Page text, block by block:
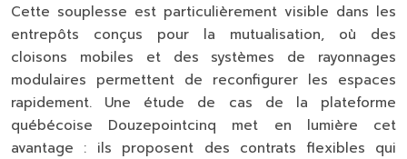
Cette souplesse est particulièrement visible dans les
entrepôts conçus pour la mutualisation, où des
cloisons mobiles et des systèmes de rayonnages
modulaires permettent de reconfigurer les espaces
rapidement. Une étude de cas de la plateforme
québécoise Douzepointcinq met en lumière cet
avantage : ils proposent des contrats flexibles qui